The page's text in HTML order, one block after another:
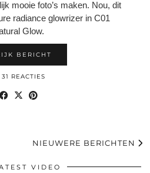
mooie foto’s maken. Nou, dit
radiance glowrizer in C01
Glow.
BERICHT
31 REACTIES
NIEUWERE BERICHTEN
VIDEO